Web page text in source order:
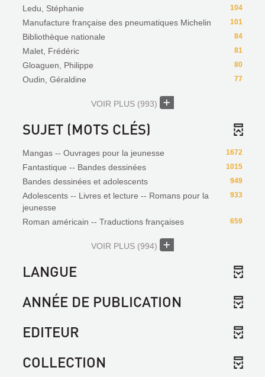
104
Ledu, Stéphanie
101
Manufacture française des pneumatiques Michelin
84
Bibliothèque nationale
81
Malet, Frédéric
80
Gloaguen, Philippe
77
Oudin, Géraldine
VOIR PLUS (993)
SUJET (MOTS CLÉS)
1672
Mangas -- Ouvrages pour la jeunesse
1015
Fantastique -- Bandes dessinées
949
Bandes dessinées et adolescents
933
Adolescents -- Livres et lecture -- Romans pour la
jeunesse
659
Roman américain -- Traductions françaises
VOIR PLUS (994)
LANGUE
ANNÉE DE PUBLICATION
EDITEUR
COLLECTION